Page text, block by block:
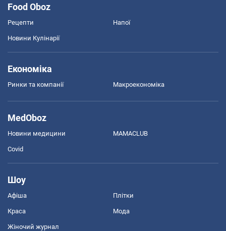
Food Oboz
Рецепти Напої
Новини Кулінарії
Економіка
Ринки та компанії Макроекономіка
MedOboz
Новини медицини MAMACLUB
Covid
Шоу
Афіша Плітки
Краса Мода
Жіночий журнал